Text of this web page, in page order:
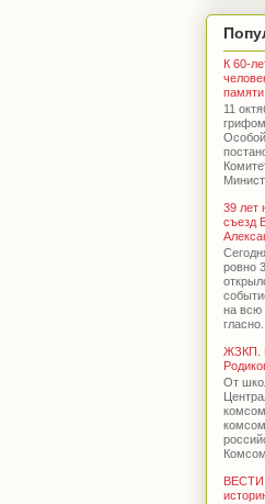
К 60-
11
39 лет
съезд
ровно
на всю
гласно...
ЖЗКП.
От